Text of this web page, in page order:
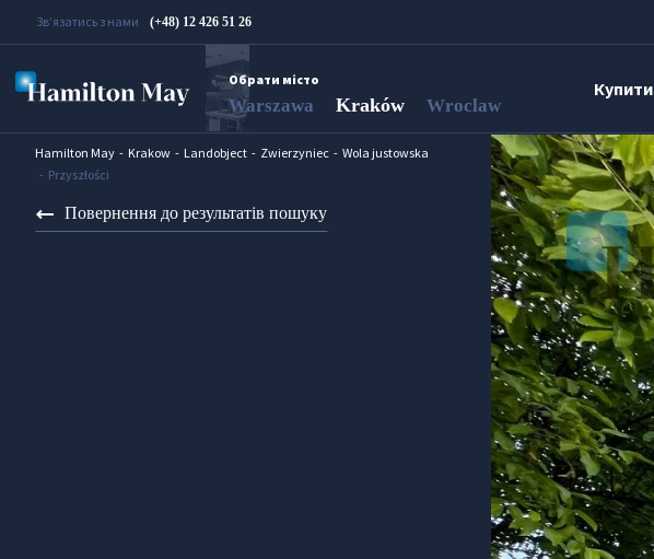
Зв’язатись з нами (+48) 12 426 51 26
Обрати місто
Warszawa Kraków Wroclaw
Купити
Hamilton May Krakow Landobject Zwierzyniec
Wola justowska
Przyszłości
Повернення до результатів пошуку